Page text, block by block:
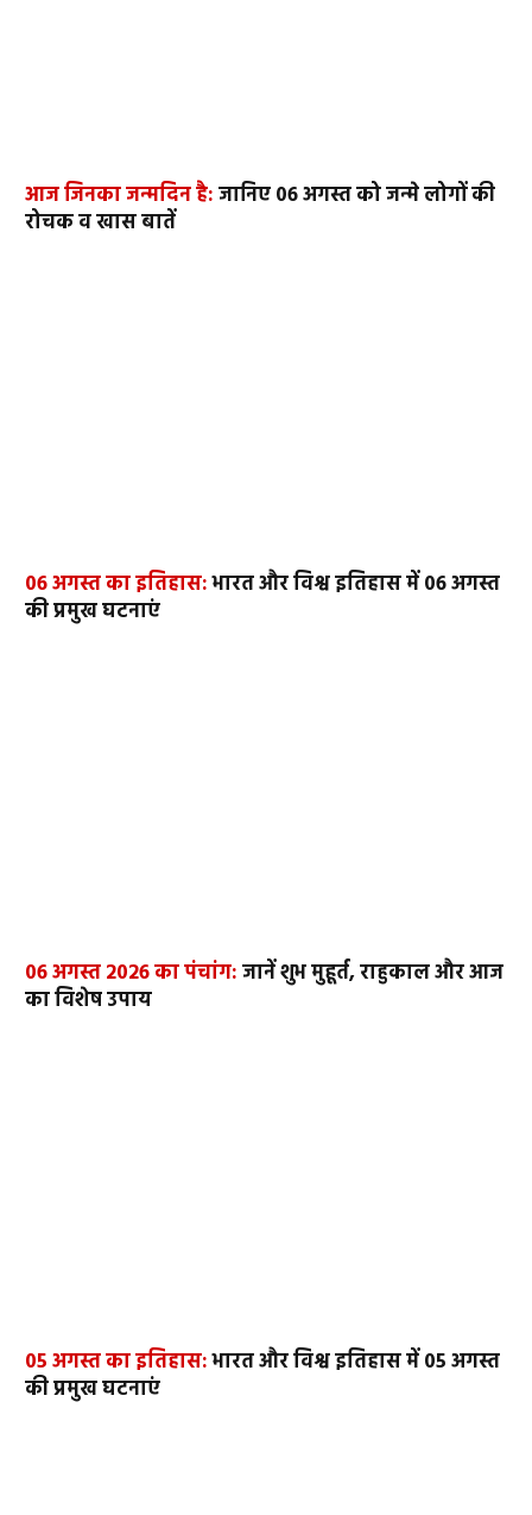
आज जिनका जन्मदिन है:जानिए 06 अगस्त को जन्मे लोगों की
रोचक व खास बातें
06 अगस्त का इतिहास:भारत और विश्व इतिहास में 06 अगस्त
की प्रमुख घटनाएं
06 अगस्त 2026 का पंचांग:जानें शुभ मुहूर्त, राहुकाल और आज
का विशेष उपाय
05 अगस्त का इतिहास:भारत और विश्व इतिहास में 05 अगस्त
की प्रमुख घटनाएं